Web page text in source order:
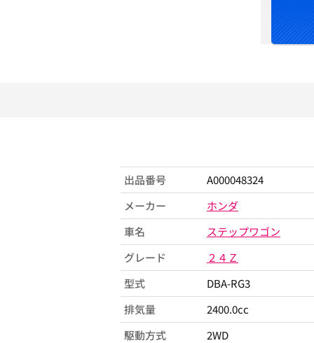
出品番号
A000048324
メーカー
ホンダ
車名
ステップワゴン
グレード
２４Ｚ
型式
DBA-RG3
排気量
2400.0cc
駆動方式
2WD